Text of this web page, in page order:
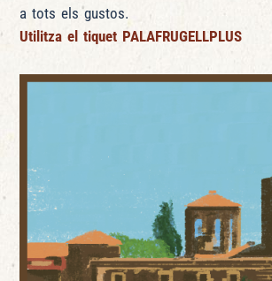
a tots els gustos.
Utilitza el tiquet PALAFRUGELLPLUS